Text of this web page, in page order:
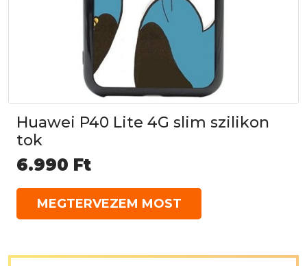
Huawei P40 Lite 4G slim szilikon
tok
6.990 Ft
MEGTERVEZEM MOST